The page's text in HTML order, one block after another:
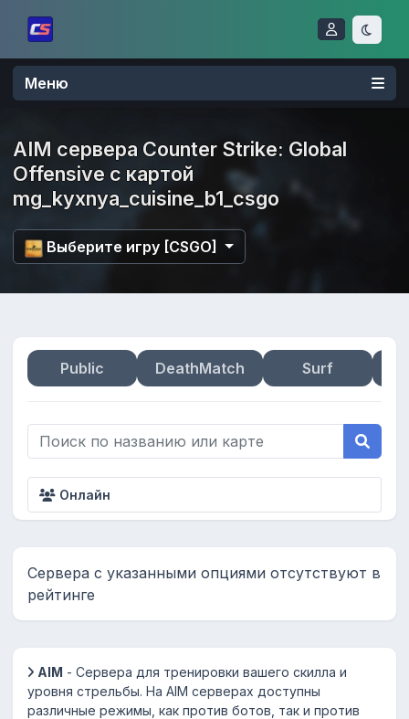
Меню
AIM сервера Counter Strike: Global
Offensive с картой
mg_kyxnya_cuisine_b1_csgo
Выберите игру [CSGO]
Public DeathMatch Surf
Онлайн
Сервера с указанными опциями отсутствуют в
рейтинге
AIM - Сервера для тренировки вашего скилла и
уровня стрельбы. На AIM серверах доступны
различные режимы, как против ботов, так и против